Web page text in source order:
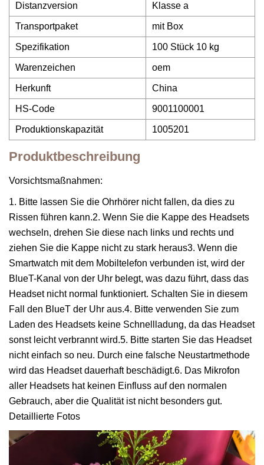
Distanzversion Klasse a
Transportpaket mit Box
Spezifikation 100 Stück 10 kg
Warenzeichen oem
Herkunft China
HS-Code 9001100001
Produktionskapazität 1005201
Produktbeschreibung
Vorsichtsmaßnahmen:
1. Bitte lassen Sie die Ohrhörer nicht fallen, da dies zu
Rissen führen kann.2. Wenn Sie die Kappe des Headsets
wechseln, drehen Sie diese nach links und rechts und
ziehen Sie die Kappe nicht zu stark heraus3. Wenn die
Smartwatch mit dem Mobiltelefon verbunden ist, wird der
BlueT-Kanal von der Uhr belegt, was dazu führt, dass das
Headset nicht normal funktioniert. Schalten Sie in diesem
Fall den BlueT der Uhr aus.4. Bitte verwenden Sie zum
Laden des Headsets keine Schnellladung, da das Headset
sonst leicht verbrannt wird.5. Bitte starten Sie das Headset
nicht einfach so neu. Durch eine falsche Neustartmethode
wird das Headset dauerhaft beschädigt.6. Das Mikrofon
aller Headsets hat keinen Einfluss auf den normalen
Gebrauch, aber die Qualität ist nicht besonders gut.
Detaillierte Fotos